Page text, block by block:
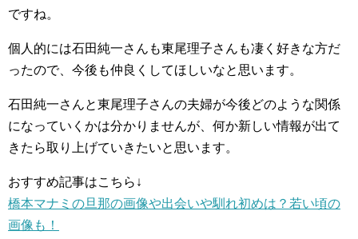
ですね。
個人的には石田純一さんも東尾理子さんも凄く好きな方だ
ったので、今後も仲良くしてほしいなと思います。
石田純一さんと東尾理子さんの夫婦が今後どのような関係
になっていくかは分かりませんが、何か新しい情報が出て
きたら取り上げていきたいと思います。
おすすめ記事はこちら↓
橋本マナミの旦那の画像や出会いや馴れ初めは？若い頃の
画像も！